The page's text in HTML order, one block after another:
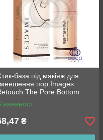
база під макіяж для
пор Images
The Pore Bottom
8 г
наявності
₴